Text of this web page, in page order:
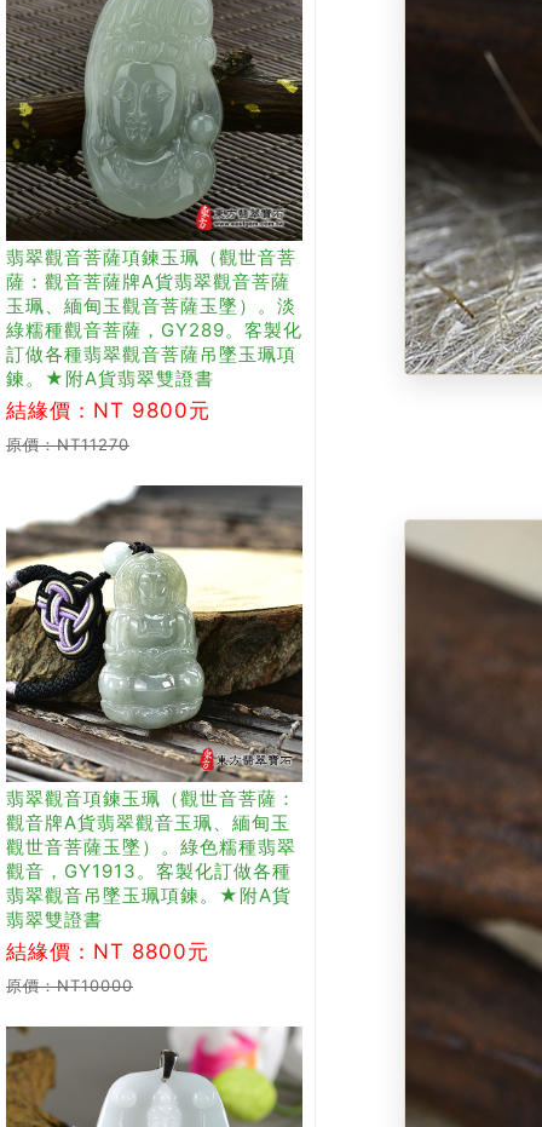
翡翠觀音菩薩項鍊玉珮（觀世音菩
薩：觀音菩薩牌A貨翡翠觀音菩薩
玉珮、緬甸玉觀音菩薩玉墜）。淡
綠糯種觀音菩薩，GY289。客製化
訂做各種翡翠觀音菩薩吊墜玉珮項
鍊。★附A貨翡翠雙證書
結緣價：NT 9800元
原價：NT11270
翡翠觀音項鍊玉珮（觀世音菩薩：
觀音牌A貨翡翠觀音玉珮、緬甸玉
觀世音菩薩玉墜）。綠色糯種翡翠
觀音，GY1913。客製化訂做各種
翡翠觀音吊墜玉珮項鍊。★附A貨
翡翠雙證書
結緣價：NT 8800元
原價：NT10000